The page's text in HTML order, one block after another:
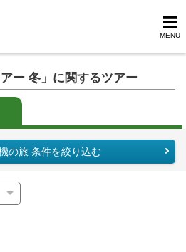
MENU
ー 冬」に関するツアー
の旅 条件を絞り込む